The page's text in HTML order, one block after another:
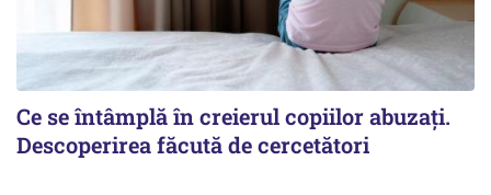
Ce se întâmplă în creierul copiilor abuzați.
Descoperirea făcută de cercetători